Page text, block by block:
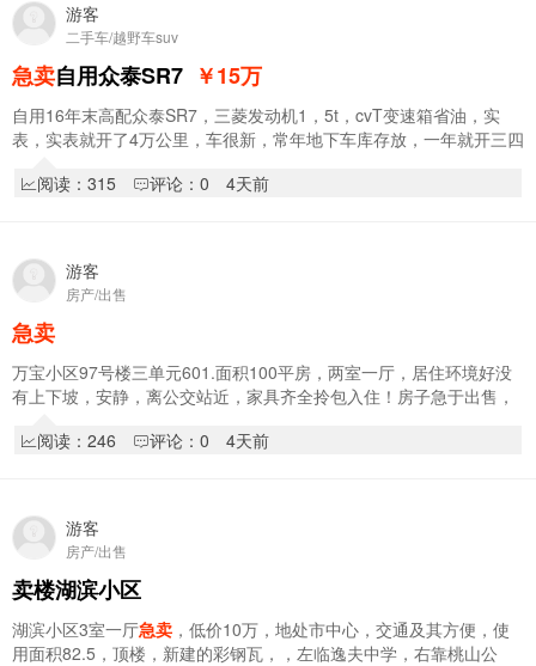
游客
二手车/越野车suv
急卖自用众泰SR7 ￥15万
自用16年末高配众泰SR7，三菱发动机1，5t，cvT变速箱省油，实
表，实表就开了4万公里，车很新，常年地下车库存放，一年就开三四
阅读：315
评论：0 4天前
游客
房产/出售
急卖
万宝小区97号楼三单元601.面积100平房，两室一厅，居住环境好没
有上下坡，安静，离公交站近，家具齐全拎包入住！房子急于出售，
阅读：246
评论：0 4天前
游客
房产/出售
卖楼湖滨小区
湖滨小区3室一厅急卖 ，低价10万，地处市中心，交通及其方便，使
用面积82.5，顶楼，新建的彩钢瓦，，左临逸夫中学，右靠桃山公